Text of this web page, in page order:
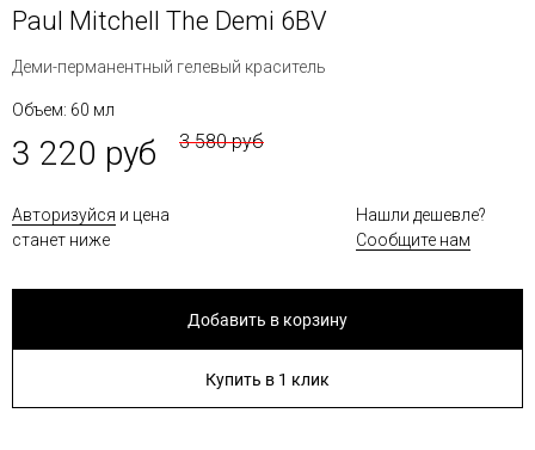
Paul Mitchell The Demi 6BV
Деми-перманентный гелевый краситель
Объем: 60 мл
3 220 руб 3 580 руб
Авторизуйся и цена
станет ниже
Нашли дешевле?
Сообщите нам
Добавить в корзину
Купить в 1 клик